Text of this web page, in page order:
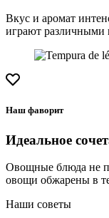
Вкус и аромат
играют различными
Наш фаворит
Идеальное
Овощные блюда не
овощи обжарены в
Наши советы